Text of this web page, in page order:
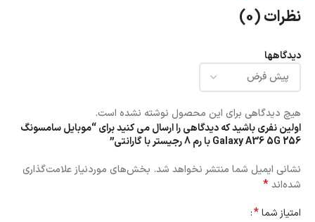
نظرات (0)
دیدگاهها
هیچ دیدگاهی برای این محصول نوشته نشده است.
اولین نفری باشید که دیدگاهی را ارسال می کنید برای “موبایل سامسونگ
Galaxy A36 5G 256 با رم 8 رجیستر با گارانتی”
نشانی ایمیل شما منتشر نخواهد شد. بخش‌های موردنیاز علامت‌گذاری
شده‌اند*
امتیاز شما*